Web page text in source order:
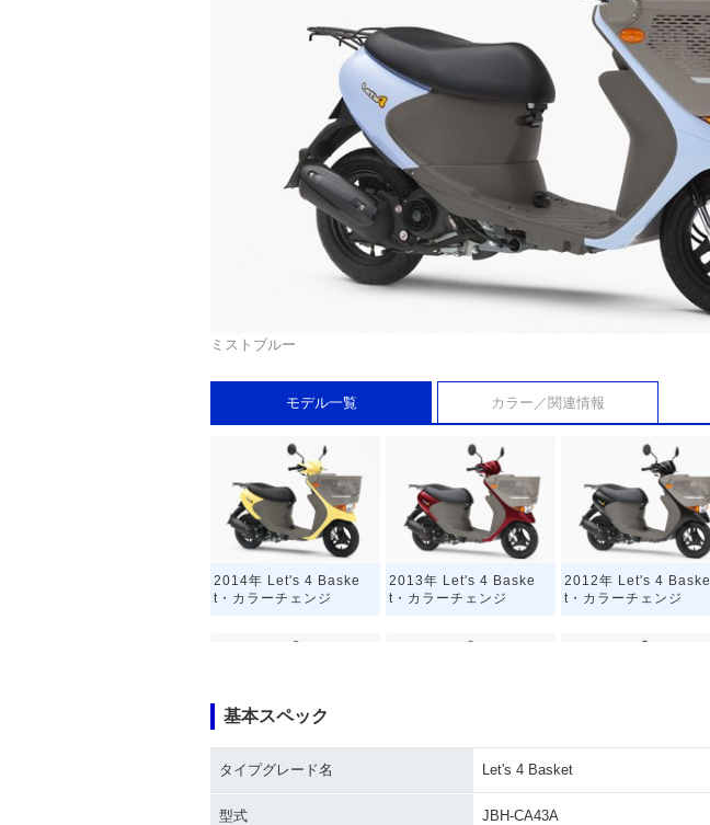
ミストブルー
モデル一覧 カラー／関連情報
2014年 Let's 4 Baske
t・カラーチェンジ
2013年 Let's 4 Baske
t・カラーチェンジ
2012年 Let's 4 Baske
t・カラーチェンジ
2010年 Let's 4 Baske
2009年 Let's 4 Baske
2007年 Let's 4 Baske
基本スペック
タイプグレード名 Let's 4 Basket
型式 JBH-CA43A